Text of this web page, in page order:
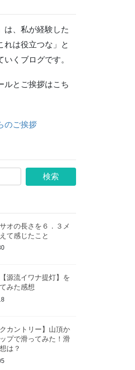
は、私が経験した
れは役立つな」と
くブログです。
ルとご挨拶はこち
のご挨拶
オの長さを６．３メ
て感じたこと
源流イワナ提灯】を
みた感想
クカントリー】山頂か
プで滑ってみた！滑
は？